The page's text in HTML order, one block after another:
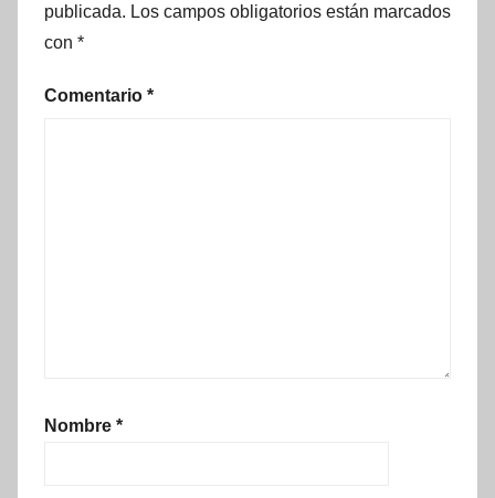
publicada. Los campos obligatorios están marcados
con *
Comentario *
Nombre *